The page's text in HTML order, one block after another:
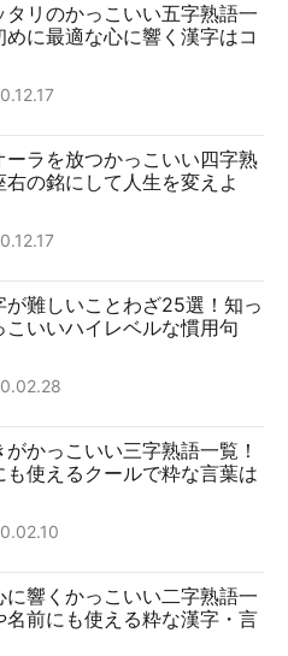
タリのかっこいい五字熟語一
めに最適な心に響く漢字はコ
ーラを放つかっこいい四字熟
右の銘にして人生を変えよ
が難しいことわざ25選！知っ
こいいハイレベルな慣用句
かっこいい三字熟語一覧！
も使えるクールで粋な言葉は
に響くかっこいい二字熟語一
名前にも使える粋な漢字・言